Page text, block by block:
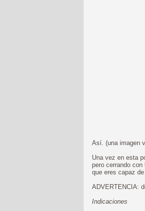
Así. (una imagen
Una vez en esta
pero cerrando
que eres capaz
ADVERTENCIA:
Indicaciones